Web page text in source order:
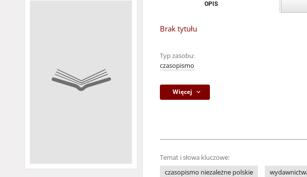
OPIS
Brak tytułu
Typ zasobu:
czasopismo
Więcej
Temat i słowa kluczowe:
czasopismo niezależne polskie